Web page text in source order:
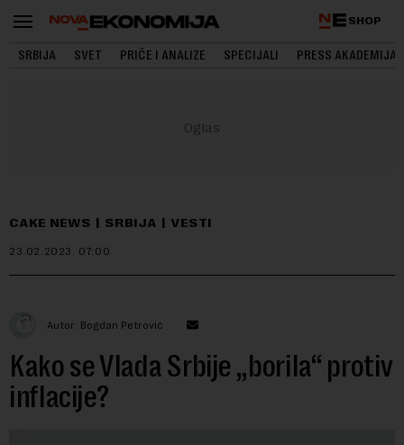
SHOP
SRBIJA SVET PRIČE I ANALIZE SPECIJALI PRESS AKADEMIJA
CAKE NEWS SRBIJA VESTI
23.02.2023. 07:00
Autor: Bogdan Petrović
Kako se Vlada Srbije „borila“ protiv
inflacije?